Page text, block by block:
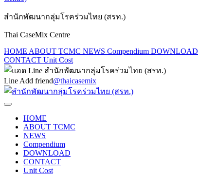
สำนักพัฒนากลุ่มโรคร่วมไทย (สรท.)
Thai CaseMix Centre
HOME ABOUT TCMC NEWS Compendium DOWNLOAD
CONTACT Unit Cost
Line Add friend@thaicasemix
HOME
ABOUT TCMC
NEWS
Compendium
DOWNLOAD
CONTACT
Unit Cost